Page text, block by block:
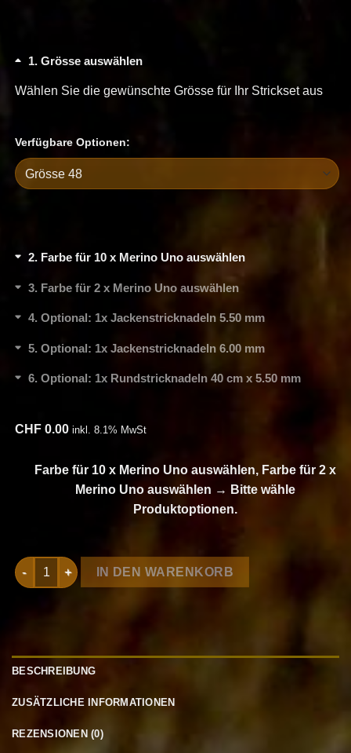
1 Grösse auswählen
Wählen Sie die gewünschte Grösse für Ihr Strickset aus
Verfügbare Optionen:
2 Farbe für 10 x Merino Uno auswählen
3 Farbe für 2 x Merino Uno auswählen
4 Optional: 1x Jackenstricknadeln 5.50 mm
5 Optional: 1x Jackenstricknadeln 6.00 mm
6 Optional: 1x Rundstricknadeln 40 cm x 5.50 mm
CHF 0.00 inkl. 8.1% MwSt
Farbe für 10 x Merino Uno auswählen, Farbe für 2 x
Merino Uno auswählen → Bitte wähle
Produktoptionen.
Strickset Pullover Mit Streifen aus Merino Uno von Lana
IN DEN WARENKORB
BESCHREIBUNG
ZUSÄTZLICHE INFORMATIONEN
REZENSIONEN (0)